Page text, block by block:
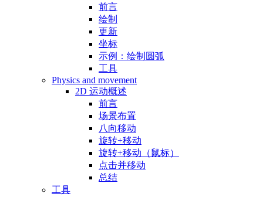
前言
绘制
更新
坐标
示例：绘制圆弧
工具
Physics and movement
2D 运动概述
前言
场景布置
八向移动
旋转+移动
旋转+移动（鼠标）
点击并移动
总结
工具